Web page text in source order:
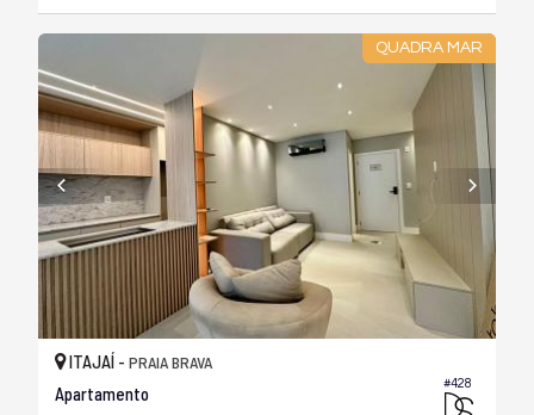
QUADRA MAR
#428
ITAJAÍ - PRAIA BRAVA
Apartamento